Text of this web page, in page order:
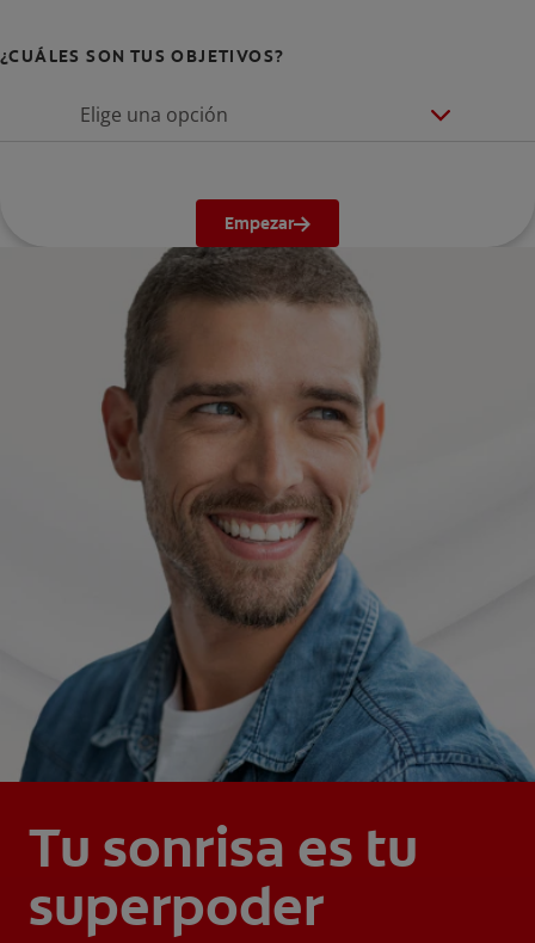
¿CUÁLES SON TUS OBJETIVOS?
Elige una opción
Empezar
Tu sonrisa es tu
superpoder